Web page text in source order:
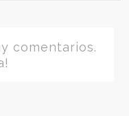
comentarios.